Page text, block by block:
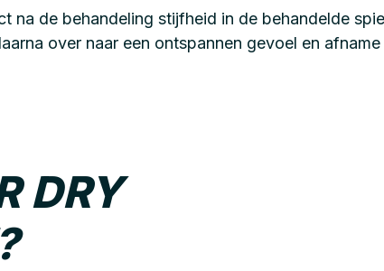
na de behandeling stijfheid in de behandelde
over naar een ontspannen gevoel en
DRY